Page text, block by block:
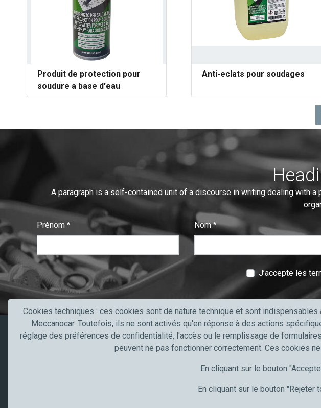
Produit de protection pour
soudure a base d'eau
Anti-eclats pour soudages
A paragraph is a self-contained unit of a discourse in writing dealing with
Prénom
:
0/ 280 Nom
:
0/ 280
T
e
x
t
V
e
J’accepte les
Produits Secteurs professionnels
Truck, transport et poids lourds
Artisans et PME
Cookies techniques : ces cookies sont de nature technique et sont
Meccanocar. Toutefois, ils ne sont activés qu'en réponse à des actions
réglage des préférences de confidentialité, l'accès ou le remplissage de
peuvent ne pas fonctionner correctement. Ces cookies
En cliquant sur le bouton
En cliquant sur le bouton